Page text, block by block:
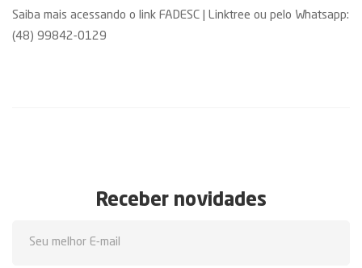
Saiba mais acessando o link FADESC | Linktree ou pelo Whatsapp:
(48) 99842-0129
Receber novidades